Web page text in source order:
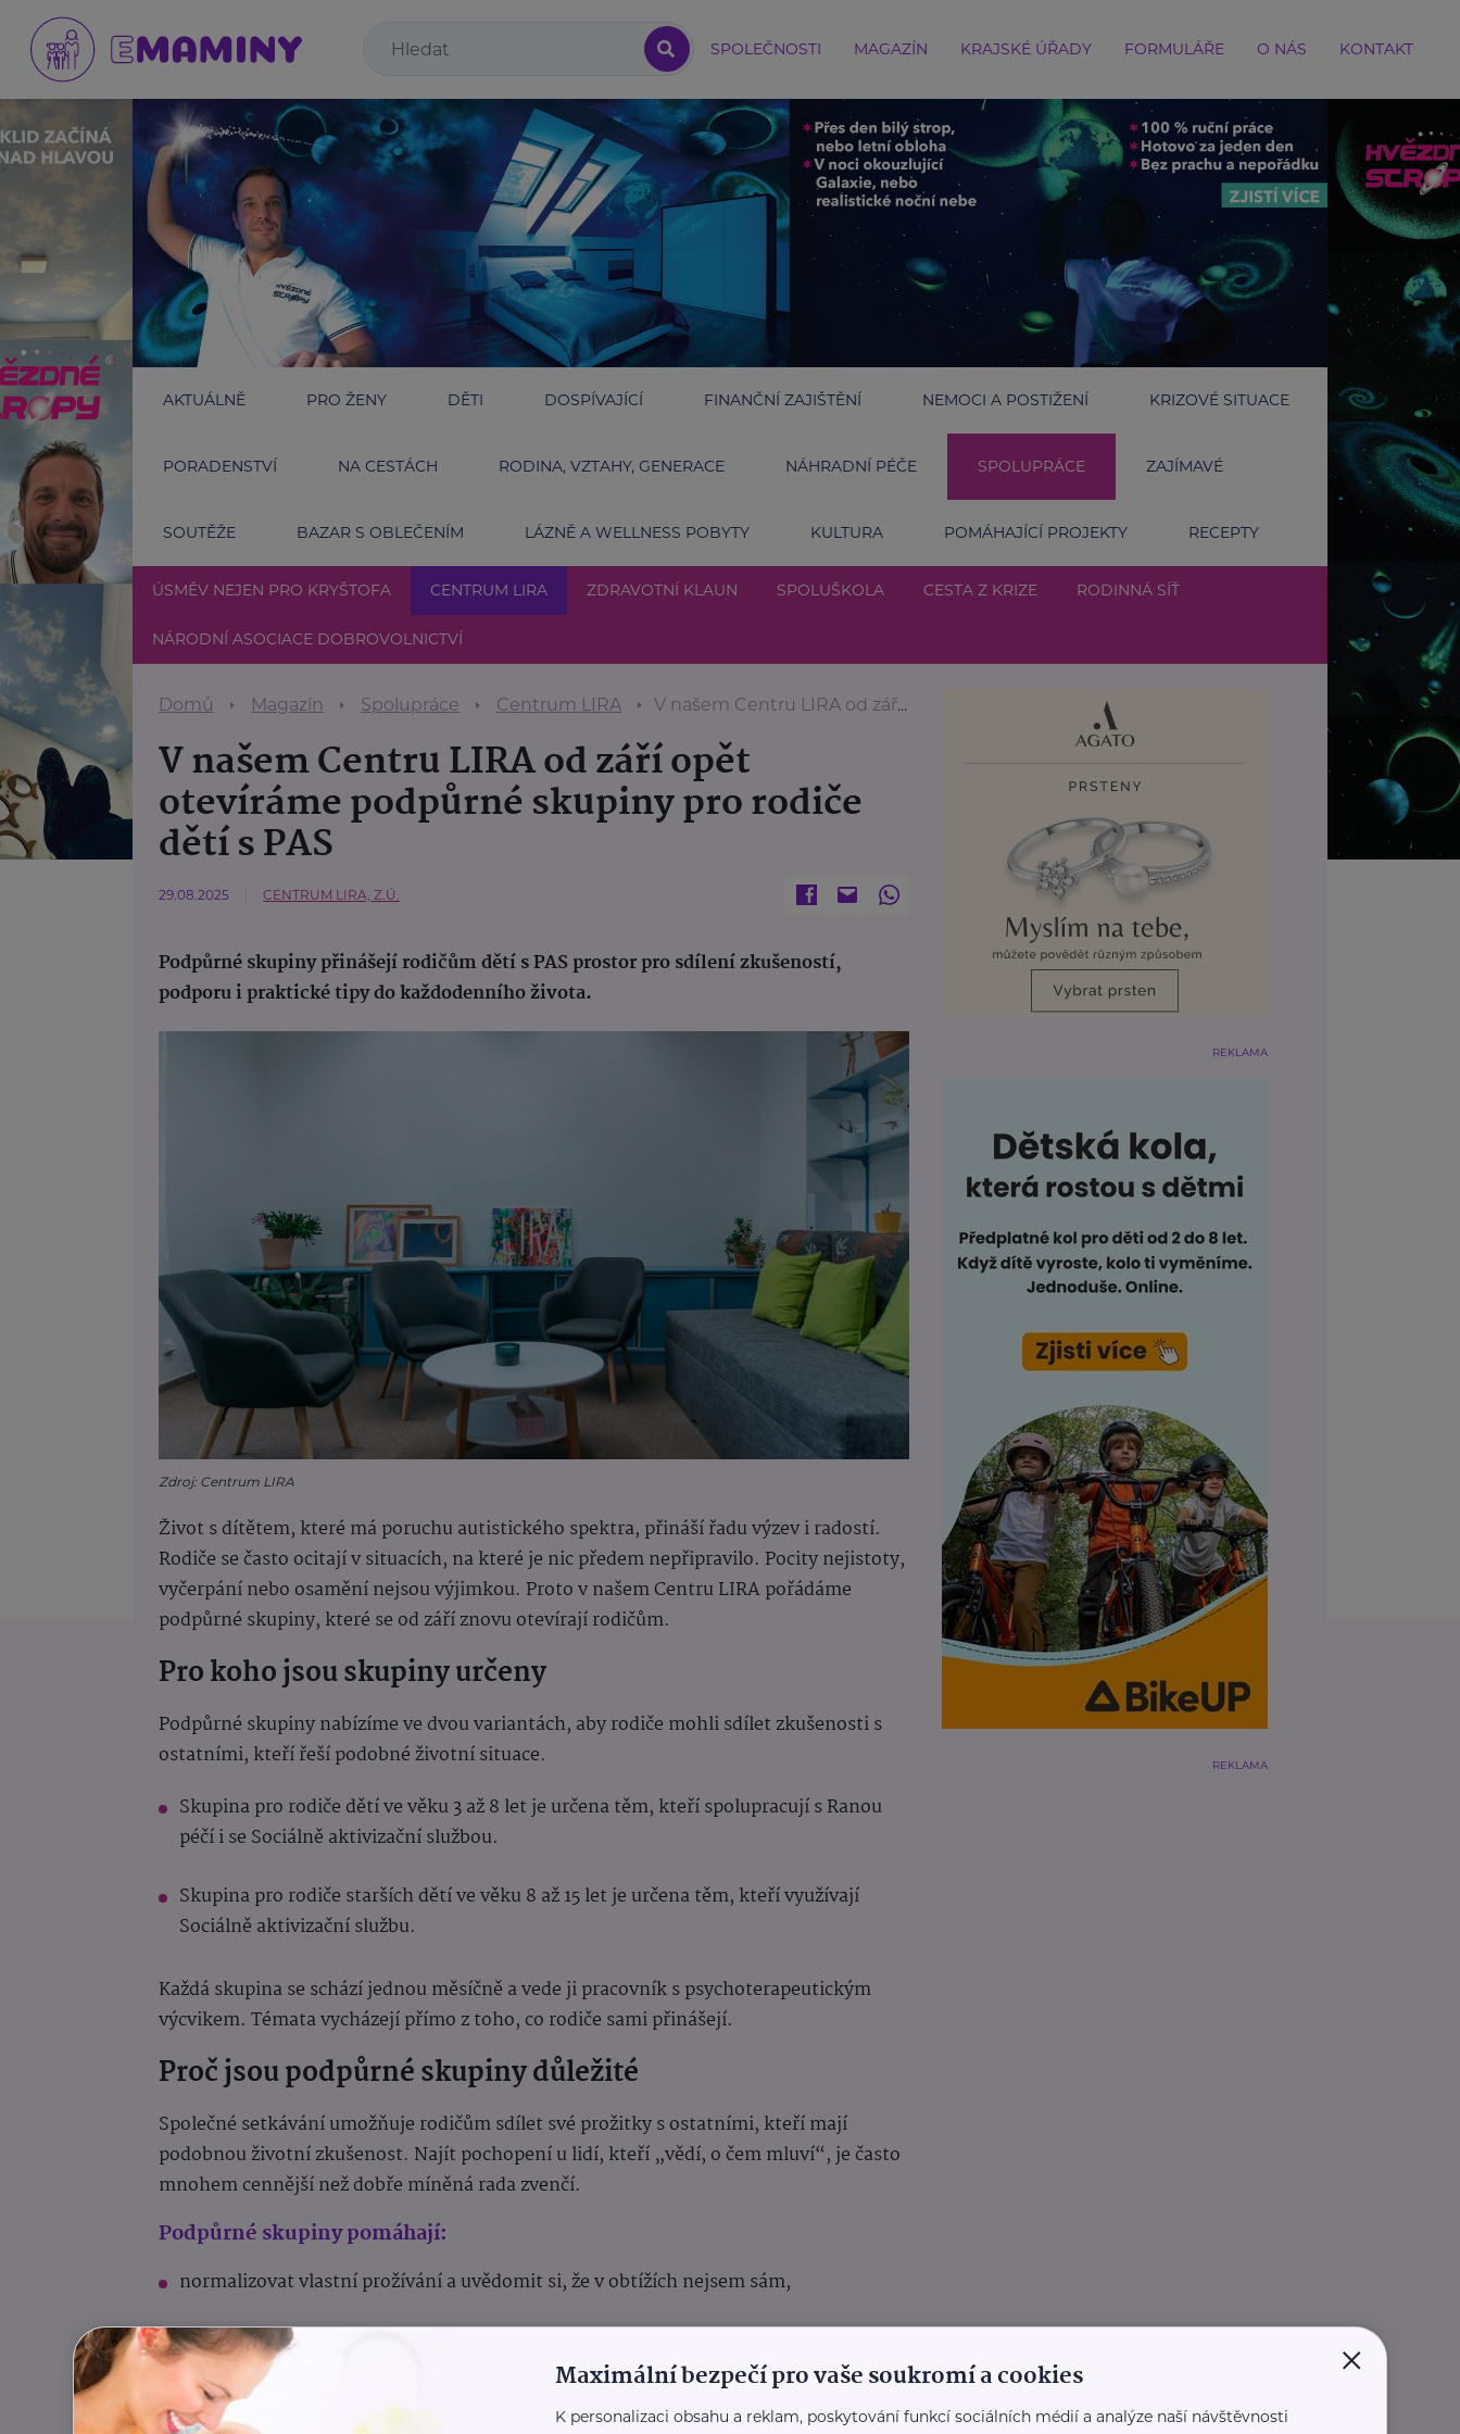
SPOLEČNOSTI MAGAZÍN KRAJSKÉ ÚŘADY FORMULÁŘE O NÁS KONTAKT
AKTUÁLNĚ PRO ŽENY DĚTI DOSPÍVAJÍCÍ FINANČNÍ ZAJIŠTĚNÍ NEMOCI A POSTIŽENÍ KRIZOVÉ SITUACE
PORADENSTVÍ NA CESTÁCH RODINA, VZTAHY, GENERACE NÁHRADNÍ PÉČE SPOLUPRÁCE ZAJÍMAVÉ
SOUTĚŽE BAZAR S OBLEČENÍM LÁZNĚ A WELLNESS POBYTY KULTURA POMÁHAJÍCÍ PROJEKTY RECEPTY
ÚSMĚV NEJEN PRO KRYŠTOFA CENTRUM LIRA ZDRAVOTNÍ KLAUN SPOLUŠKOLA CESTA Z KRIZE RODINNÁ SÍŤ
NÁRODNÍ ASOCIACE DOBROVOLNICTVÍ
Domů Magazín Spolupráce Centrum LIRA V našem Centru LIRA od září opět otevíráme podpůrné skupiny pro rodiče dětí s PAS
V našem Centru LIRA od září opět
otevíráme podpůrné skupiny pro rodiče
dětí s PAS
29.08.2025 CENTRUM LIRA, Z.Ú.
Podpůrné skupiny přinášejí rodičům dětí s PAS prostor pro sdílení zkušeností,
podporu i praktické tipy do každodenního života.
Zdroj: Centrum LIRA
Život s dítětem, které má poruchu autistického spektra, přináší řadu výzev i radostí.
Rodiče se často ocitají v situacích, na které je nic předem nepřipravilo. Pocity nejistoty,
vyčerpání nebo osamění nejsou výjimkou. Proto v našem Centru LIRA pořádáme
podpůrné skupiny, které se od září znovu otevírají rodičům.
Pro koho jsou skupiny určeny
Podpůrné skupiny nabízíme ve dvou variantách, aby rodiče mohli sdílet zkušenosti s
ostatními, kteří řeší podobné životní situace.
Skupina pro rodiče dětí ve věku 3 až 8 let je určena těm, kteří spolupracují s Ranou
péčí i se Sociálně aktivizační službou.
Skupina pro rodiče starších dětí ve věku 8 až 15 let je určena těm, kteří využívají
Sociálně aktivizační službu.
Každá skupina se schází jednou měsíčně a vede ji pracovník s psychoterapeutickým
výcvikem. Témata vycházejí přímo z toho, co rodiče sami přinášejí.
Proč jsou podpůrné skupiny důležité
Společné setkávání umožňuje rodičům sdílet své prožitky s ostatními, kteří mají
podobnou životní zkušenost. Najít pochopení u lidí, kteří „vědí, o čem mluví“, je často
mnohem cennější než dobře míněná rada zvenčí.
Podpůrné skupiny pomáhají:
normalizovat vlastní prožívání a uvědomit si, že v obtížích nejsem sám,
načerpat nové nápady, jak zvládat každodenní situace,
získat inspiraci a posílit sebevědomí v roli rodiče,
REKLAMA
REKLAMA
×
Maximální bezpečí pro vaše soukromí a cookies
K personalizaci obsahu a reklam, poskytování funkcí sociálních médií a analýze naší návštěvnosti